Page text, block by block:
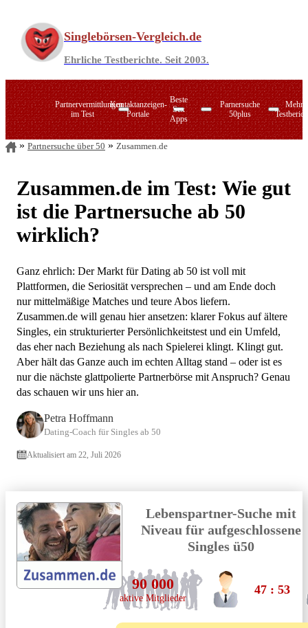
springen
Singlebörsen-Vergleich.de
Ehrliche Testberichte. Seit 2003.
Partnervermittlungen
im Test
ElitePartner
LemonSwan
Die Marktführer im direkten Vergleich
Kontaktanzeigen-
Portale
Zweisam.de
Datingcafe.de
Beste
Sex
Apps
Joyclub
Seitensprung-Agenturen
Online-Swingerclubs
Parnersuche
50plus
Zweisam.de
Mehr
Singlebörsen für Ihre Region
Partnersuche über 50 Zusammen.de
Zusammen.de im Test: Wie gut
ist die Partnersuche ab 50
wirklich?
Ganz ehrlich: Der Markt für Dating ab 50 ist voll mit
Plattformen, die Seriosität versprechen – und am Ende doch
nur mittelmäßige Matches und teure Abos liefern.
Zusammen.de will genau hier ansetzen: klarer Fokus auf ältere
Singles, ein strukturierter Persönlichkeitstest und ein Umfeld,
das eher nach Beziehung als nach Spielerei klingt. Klingt gut.
Aber hält das Ganze auch im echten Alltag stand – oder ist es
nur die nächste glattpolierte Partnerbörse mit Anspruch? Genau
das schauen wir uns hier an.
Petra Hoffmann
Dating-Coach für Singles ab 50
Aktualisiert am 22, Juli 2026
Lebenspartner-Suche mit
Niveau für aufgeschlossene
Singles ü50
90 000
aktive Mitglieder
47 : 53